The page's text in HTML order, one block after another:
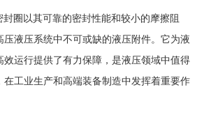
圈以其可靠的密封性能和较小的摩擦阻
压液压系统中不可或缺的液压附件。它为液
效运行提供了有力保障，是液压领域中值得
在工业生产和高端装备制造中发挥着重要作